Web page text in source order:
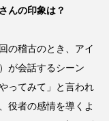
んの印象は？
の稽古のとき、アイ
が会話するシーン
ってみて」と言われ
役者の感情を導くよ